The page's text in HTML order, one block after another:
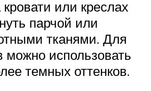
или креслах
парчой или
тканями. Для
можно использовать
темных оттенков.